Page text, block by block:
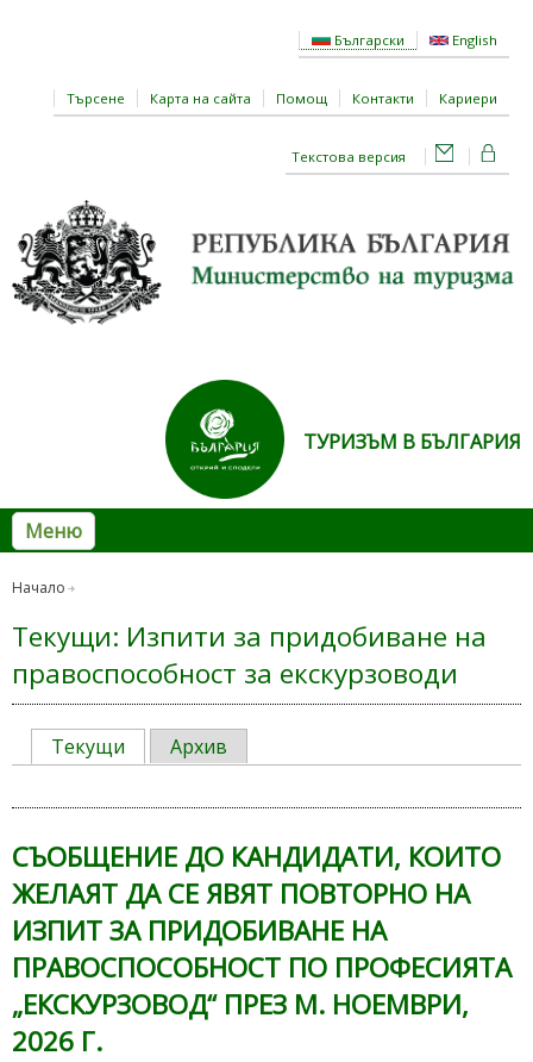
Български English
Търсене Карта на сайта Помощ Контакти Кариери
Текстова версия
ТУРИЗЪМ В БЪЛГАРИЯ
Меню
Начало
Текущи: Изпити за придобиване на
правоспособност за екскурзоводи
Текущи Архив
СЪОБЩЕНИЕ ДО КАНДИДАТИ, КОИТО
ЖЕЛАЯТ ДА СЕ ЯВЯТ ПОВТОРНО НА
ИЗПИТ ЗА ПРИДОБИВАНЕ НА
ПРАВОСПОСОБНОСТ ПО ПРОФЕСИЯТА
„ЕКСКУРЗОВОД“ ПРЕЗ М. НОЕМВРИ,
2026 Г.